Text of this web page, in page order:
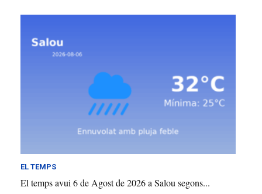
EL TEMPS
El temps avui 6 de Agost de 2026 a Salou segons...